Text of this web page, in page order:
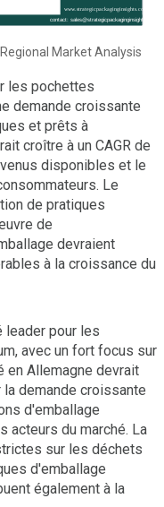
Market Analysis
les pochettes
demande croissante
et prêts à
croître à un CAGR de
disponibles et le
Le
de pratiques
de
devraient
à la croissance du
leader pour les
avec un fort focus sur
en Allemagne devrait
la demande croissante
d'emballage
acteurs du marché. La
sur les déchets
d'emballage
également à la